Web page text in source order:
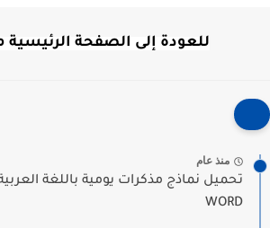
للعودة إلى الصفحة الرئيسية
منذ عام
تحميل نماذج مذكرات يومية باللغة
WORD